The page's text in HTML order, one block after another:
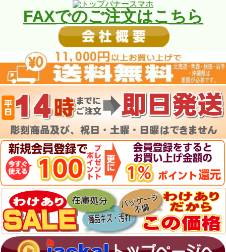
FAXでのご注文はこちら